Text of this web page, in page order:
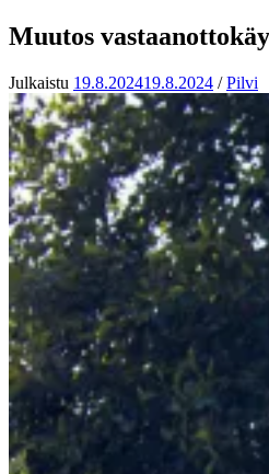
Muutos
Julkaistu 19.8.202419.8.2024 /Pilvi